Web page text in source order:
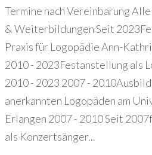
Termine nach Vereinbarung
& Weiterbildungen Seit
Praxis für Logopädie Ann-
2010 - 2023Festanstellung als
2010 - 2023 2007 -
anerkannten Logopäden am
Erlangen 2007 - 2010 Seit
als Konzertsänger...